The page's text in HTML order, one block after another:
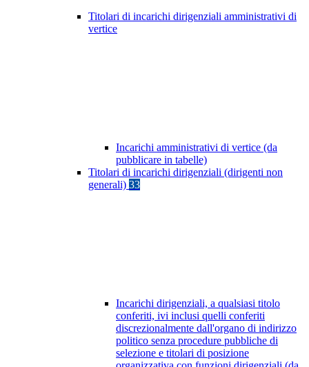
Titolari di incarichi dirigenziali amministrativi di
vertice
Incarichi amministrativi di vertice (da
pubblicare in tabelle)
Titolari di incarichi dirigenziali (dirigenti non
generali) 33
Incarichi dirigenziali, a qualsiasi titolo
conferiti, ivi inclusi quelli conferiti
discrezionalmente dall'organo di indirizzo
politico senza procedure pubbliche di
selezione e titolari di posizione